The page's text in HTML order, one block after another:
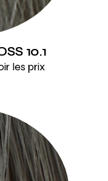
10.1
les prix